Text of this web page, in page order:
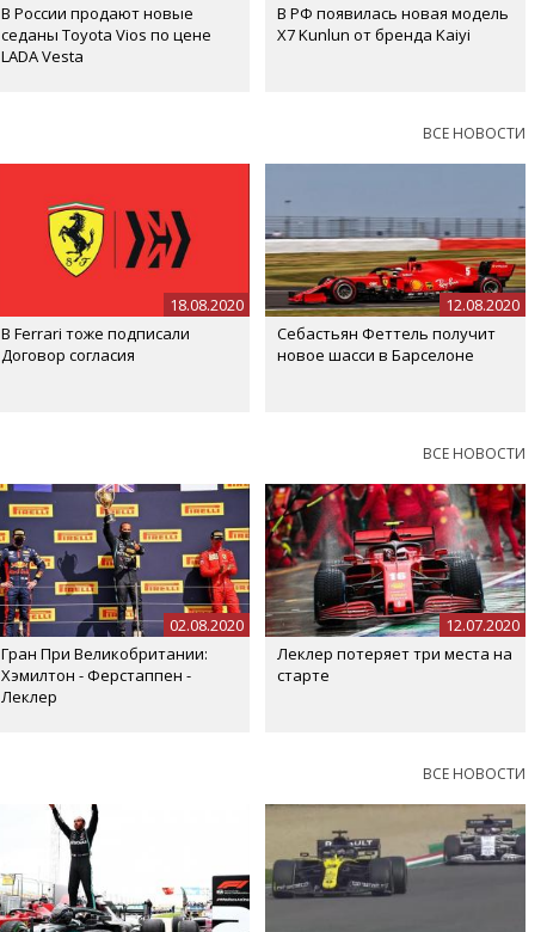
В России продают новые
седаны Toyota Vios по цене
LADA Vesta
В РФ появилась новая модель
X7 Kunlun от бренда Kaiyi
ВСЕ НОВОСТИ
В Ferrari тоже подписали
Договор согласия
18.08.2020
Себастьян Феттель получит
новое шасси в Барселоне
12.08.2020
ВСЕ НОВОСТИ
Гран При Великобритании:
Хэмилтон - Ферстаппен -
Леклер
02.08.2020
Леклер потеряет три места на
старте
12.07.2020
ВСЕ НОВОСТИ